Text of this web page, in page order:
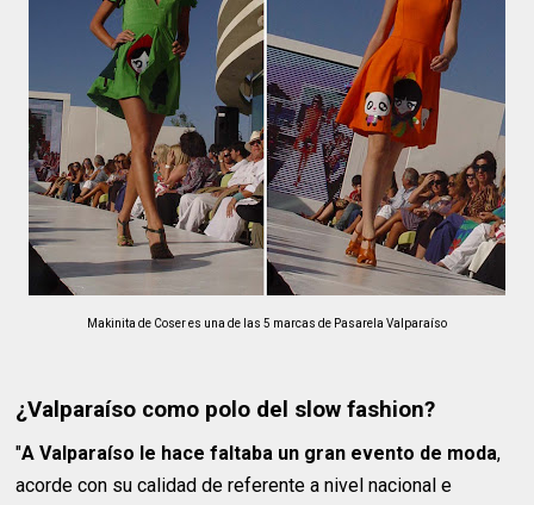
Makinita de Coser es una de las 5 marcas de Pasarela Valparaíso
¿Valparaíso como polo del slow fashion?
"A Valparaíso le hace faltaba un gran evento de moda,
acorde con su calidad de referente a nivel nacional e